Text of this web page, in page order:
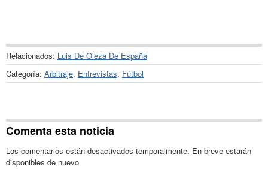
Relacionados: Luis De Oleza De España
Categoría: Arbitraje, Entrevistas, Fútbol
Comenta esta noticia
Los comentarios están desactivados temporalmente. En breve estarán
disponibles de nuevo.